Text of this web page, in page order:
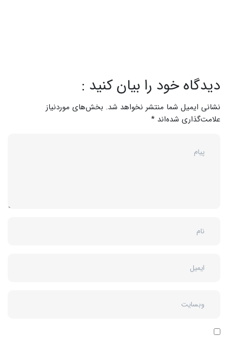
دیدگاه خود را بیان کنید :
نشانی ایمیل شما منتشر نخواهد شد. بخش‌های موردنیاز
علامت‌گذاری شده‌اند *